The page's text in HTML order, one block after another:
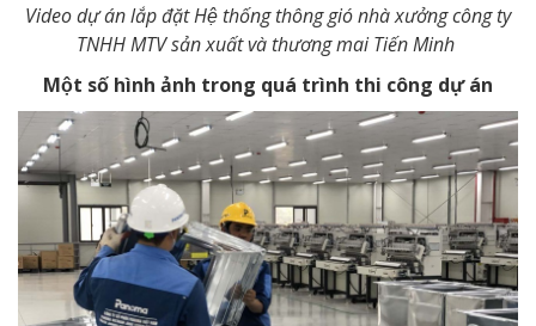
Video dự án lắp đặt Hệ thống thông gió nhà xưởng công ty
TNHH MTV sản xuất và thương mai Tiến Minh
Một số hình ảnh trong quá trình thi công dự án